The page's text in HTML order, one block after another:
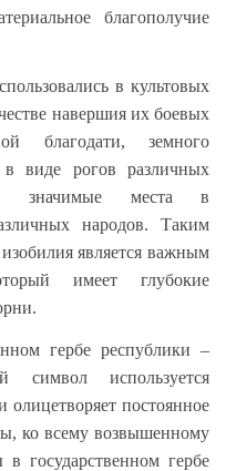
благополучие
в культовых
навершия их боевых
благодати, земного
виде рогов различных
значимые места в
народов. Таким
является важным
имеет глубокие
гербе республики –
символ используется
олицетворяет постоянное
ко всему возвышенному
государственном гербе